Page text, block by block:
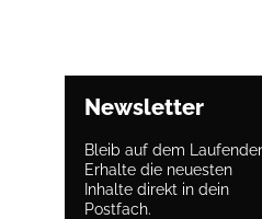
Newsletter
Bleib auf dem
Erhalte die neuesten
Inhalte direkt in dein
Postfach.